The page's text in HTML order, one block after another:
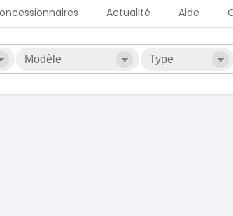
Actualité Aide